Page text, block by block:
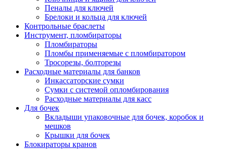
Пеналы для ключей
Брелоки и кольца для ключей
Контрольные браслеты
Инструмент, пломбираторы
Пломбираторы
Пломбы применяемые с пломбиратором
Тросорезы, болторезы
Расходные материалы для банков
Инкассаторские сумки
Сумки с системой опломбирования
Расходные материалы для касс
Для бочек
Вкладыши упаковочные для бочек, коробок и
мешков
Крышки для бочек
Блокираторы кранов